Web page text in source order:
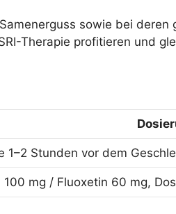
sowie bei deren
Therapie profitieren und
1–2 Stunden vor dem
100 mg / Fluoxetin 60 mg,